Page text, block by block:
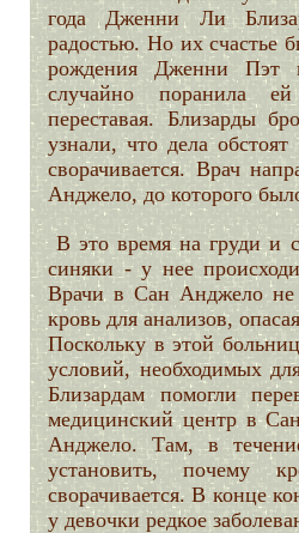
года Дженни Ли
радостью. Но их счастье
рождения Дженни Пэт
случайно поранила
переставая. Близарды
узнали, что дела
сворачивается. Врач
Анджело, до которого
В это время на груди и
синяки - у нее
Врачи в Сан Анджело не
кровь для анализов,
Поскольку в этой
условий, необходимых
Близардам помогли
медицинский центр в
Анджело. Там, в
установить, почему
сворачивается. В конце
у девочки редкое